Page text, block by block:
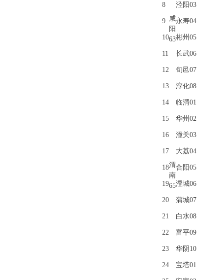
咸
阳
63
8 泾阳03
9 永寿04
10 彬州05
11 长武06
12 旬邑07
13 淳化08
14
渭
南
65
临渭01
15 华州02
16 潼关03
17 大荔04
18 合阳05
19 澄城06
20 蒲城07
21 白水08
22 富平09
23 华阴10
24 宝塔01